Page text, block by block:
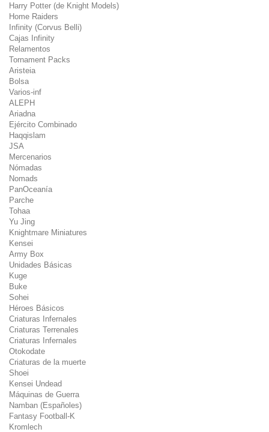
Harry Potter (de Knight Models)
Home Raiders
Infinity (Corvus Belli)
Cajas Infinity
Relamentos
Tornament Packs
Aristeia
Bolsa
Varios-inf
ALEPH
Ariadna
Ejército Combinado
Haqqislam
JSA
Mercenarios
Nómadas
Nomads
PanOceanía
Parche
Tohaa
Yu Jing
Knightmare Miniatures
Kensei
Army Box
Unidades Básicas
Kuge
Buke
Sohei
Héroes Básicos
Criaturas Infernales
Criaturas Terrenales
Criaturas Infernales
Otokodate
Criaturas de la muerte
Shoei
Kensei Undead
Máquinas de Guerra
Namban (Españoles)
Fantasy Football-K
Kromlech